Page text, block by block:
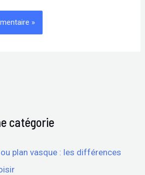
catégorie
plan vasque : les différences